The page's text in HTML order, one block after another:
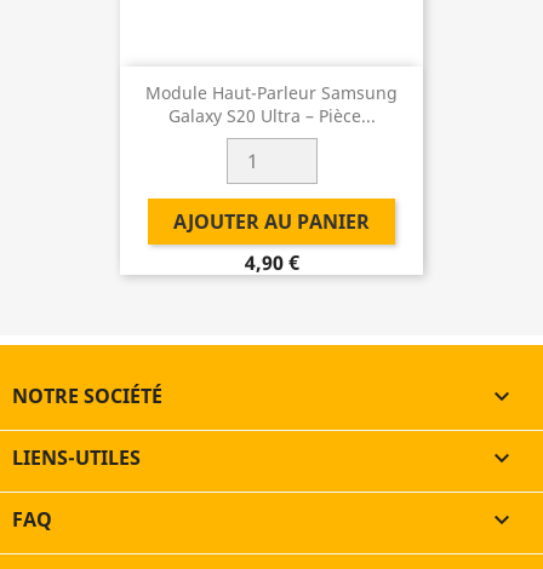
Module Haut-Parleur Samsung
Galaxy S20 Ultra – Pièce...
AJOUTER AU PANIER
4,90 €
NOTRE SOCIÉTÉ 
LIENS-UTILES 
FAQ
